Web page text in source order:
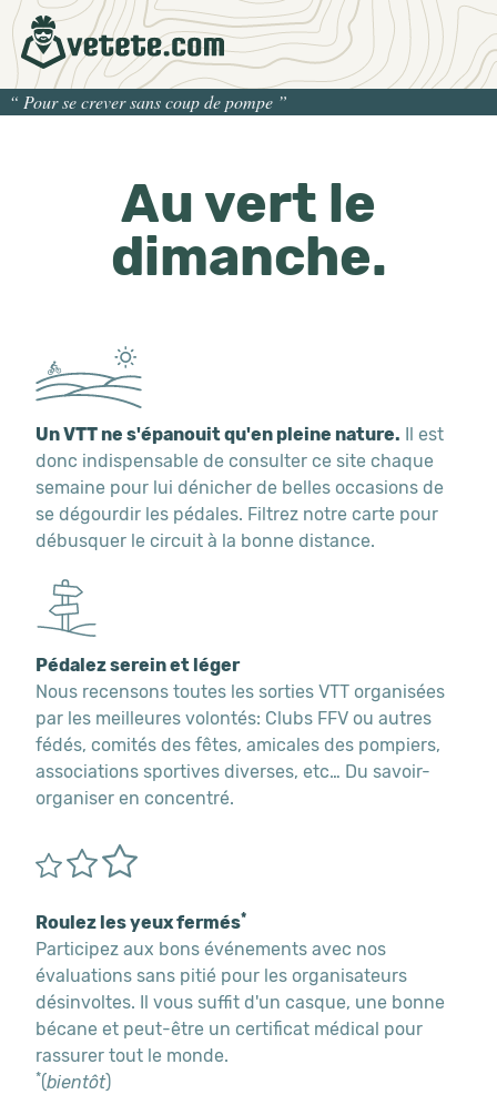
“ Pour se crever sans coup de pompe ”
Au vert le
dimanche.
Un VTT ne s'épanouit qu'en pleine nature. Il est
donc indispensable de consulter ce site chaque
semaine pour lui dénicher de belles occasions de
se dégourdir les pédales. Filtrez notre carte pour
débusquer le circuit à la bonne distance.
Pédalez serein et léger
Nous recensons toutes les sorties VTT organisées
par les meilleures volontés: Clubs FFV ou autres
fédés, comités des fêtes, amicales des pompiers,
associations sportives diverses, etc… Du savoir-
organiser en concentré.
Roulez les yeux fermés*
Participez aux bons événements avec nos
évaluations sans pitié pour les organisateurs
désinvoltes. Il vous suffit d'un casque, une bonne
bécane et peut-être un certificat médical pour
rassurer tout le monde.
*(bientôt)